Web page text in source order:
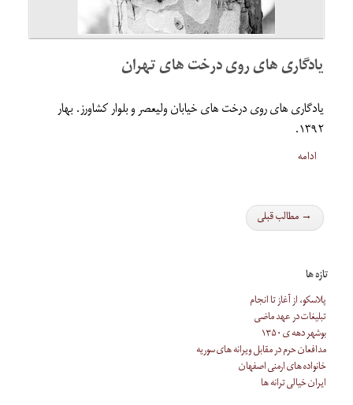
یادگاری های روی درخت های تهران
یادگاری های روی درخت های خیابان ولیعصر و بلوار کشاورز. بهار
۱۳۹۲.
ادامه
→ مطالب قبلی
تازه ها
پلاسکو، از آغاز تا انجام
تبلیغات در عهد ماضی
بوشهر دهه ی ۱۳۵۰
مدافعان حرم در مقابل ویرانه های سوریه
خانواده های ارمنی اصفهان
ایران خیالی ترانه ها